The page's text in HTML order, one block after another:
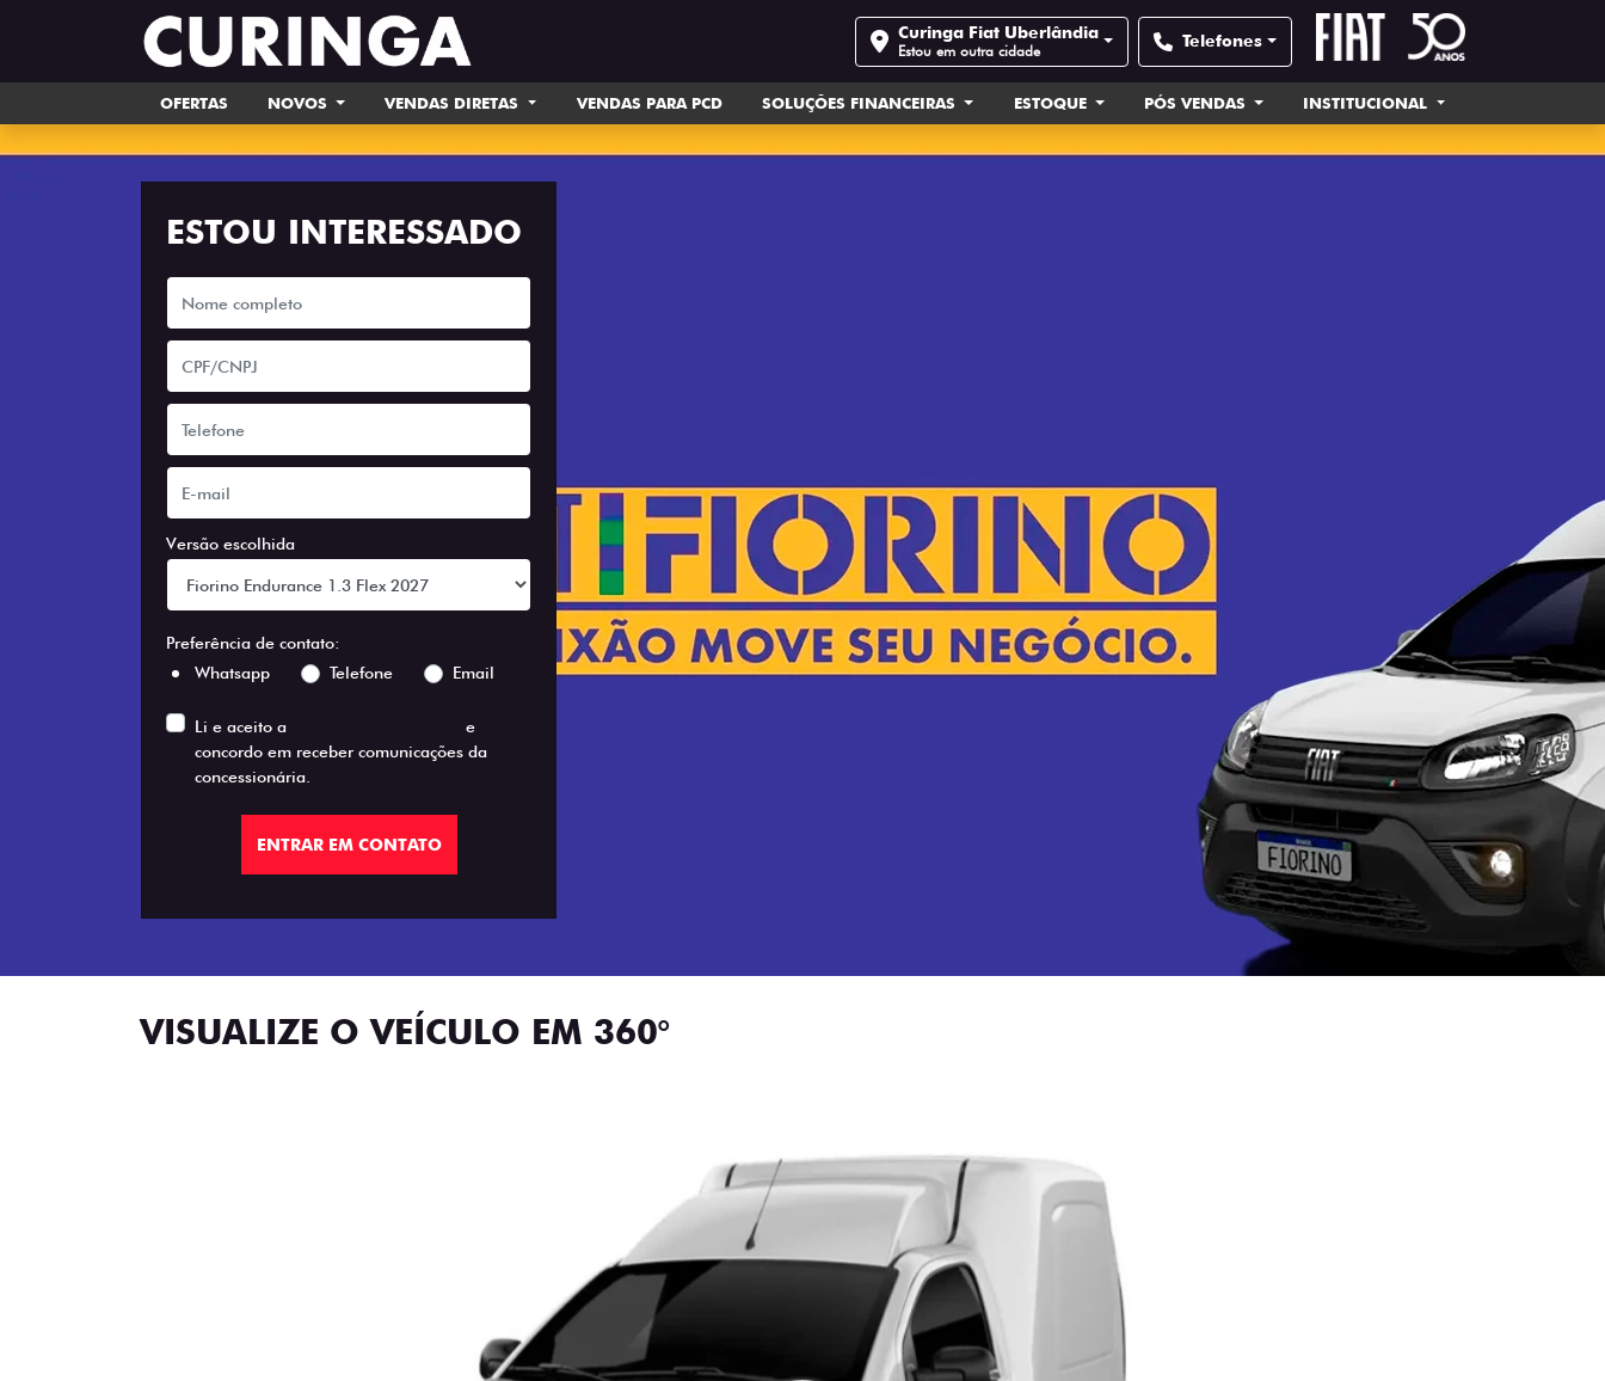
Curinga Fiat Uberlândia
Estou em outra cidade Telefones
OFERTAS NOVOS VENDAS DIRETAS VENDAS PARA PCD SOLUÇÕES FINANCEIRAS ESTOQUE PÓS VENDAS INSTITUCIONAL
ESTOU INTERESSADO
Versão escolhida
Preferência de contato:
Whatsapp
Telefone Email
Li e aceito a
e
concordo em receber comunicações da
concessionária.
ENTRAR EM CONTATO
VISUALIZE O VEÍCULO EM 360°